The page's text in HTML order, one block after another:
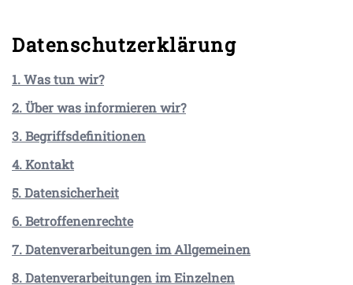
Datenschutzerklärung
1. Was tun wir?
2. Über was informieren wir?
3. Begriffsdefinitionen
4. Kontakt
5. Datensicherheit
6. Betroffenenrechte
7. Datenverarbeitungen im Allgemeinen
8. Datenverarbeitungen im Einzelnen